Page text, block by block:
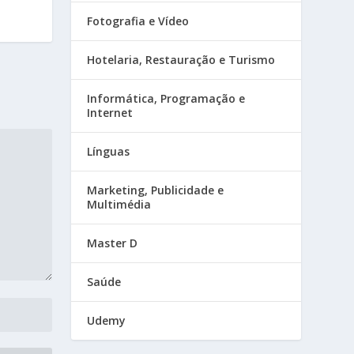
Fotografia e Vídeo
Hotelaria, Restauração e Turismo
Informática, Programação e
Internet
Línguas
Marketing, Publicidade e
Multimédia
Master D
Saúde
Udemy